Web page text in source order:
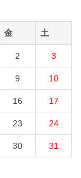
金 土
2 3
9 10
16 17
23 24
30 31